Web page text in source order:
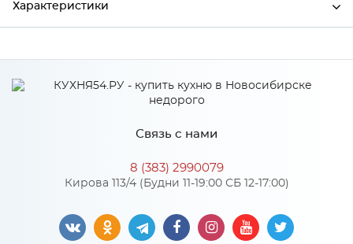
Характеристики
Связь с нами
8 (383) 2990079
Кирова 113/4 (Будни 11-19:00 СБ 12-17:00)